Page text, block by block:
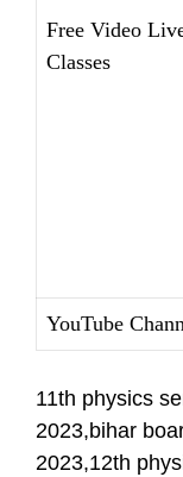
Free Video
Classes
YouTube
11th physics
2023,bihar
2023,12th